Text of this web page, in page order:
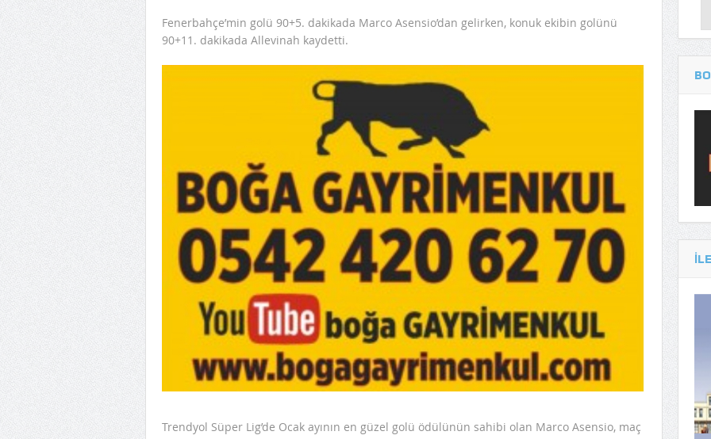
Fenerbahçe’min golü 90+5. dakikada Marco Asensio’dan gelirken, konuk ekibin golünü
90+11. dakikada Allevinah kaydetti.
Trendyol Süper Lig’de Ocak ayının en güzel golü ödülünün sahibi olan Marco Asensio, maç